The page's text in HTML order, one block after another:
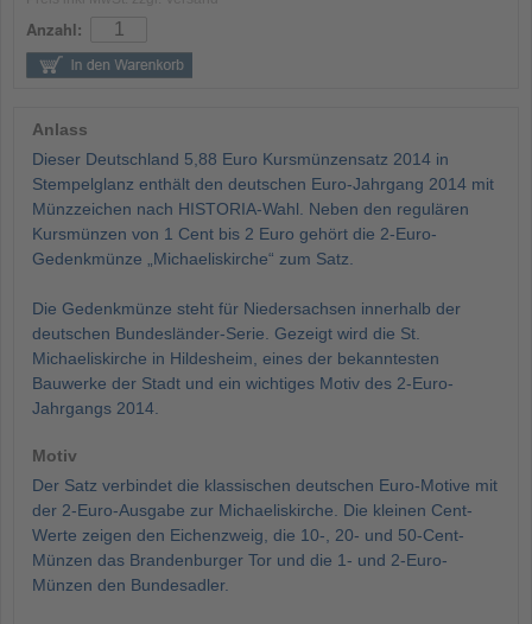
Anzahl:
Anlass
Dieser Deutschland 5,88 Euro Kursmünzensatz 2014 in
Stempelglanz enthält den deutschen Euro-Jahrgang 2014 mit
Münzzeichen nach HISTORIA-Wahl. Neben den regulären
Kursmünzen von 1 Cent bis 2 Euro gehört die 2-Euro-
Gedenkmünze „Michaeliskirche“ zum Satz.
Die Gedenkmünze steht für Niedersachsen innerhalb der
deutschen Bundesländer-Serie. Gezeigt wird die St.
Michaeliskirche in Hildesheim, eines der bekanntesten
Bauwerke der Stadt und ein wichtiges Motiv des 2-Euro-
Jahrgangs 2014.
Motiv
Der Satz verbindet die klassischen deutschen Euro-Motive mit
der 2-Euro-Ausgabe zur Michaeliskirche. Die kleinen Cent-
Werte zeigen den Eichenzweig, die 10-, 20- und 50-Cent-
Münzen das Brandenburger Tor und die 1- und 2-Euro-
Münzen den Bundesadler.